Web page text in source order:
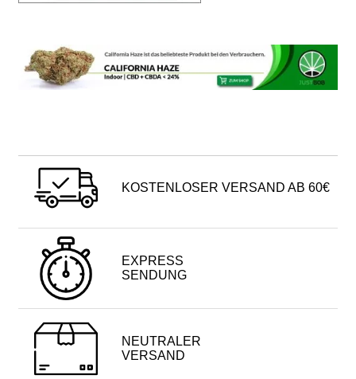
KOSTENLOSER VERSAND AB 60€
EXPRESS
SENDUNG
NEUTRALER
VERSAND